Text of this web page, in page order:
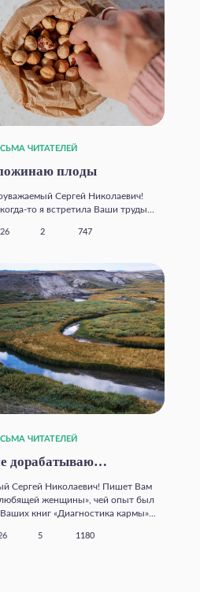
ЧИТАТЕЛЕЙ
плоды
Сергей Николаевич!
я встретила Ваши труды...
2 747
ЧИТАТЕЛЕЙ
дорабатываю…
Сергей Николаевич! Пишет Вам
любящей женщины», чей опыт был
книг «Диагностика кармы»...
5 1180